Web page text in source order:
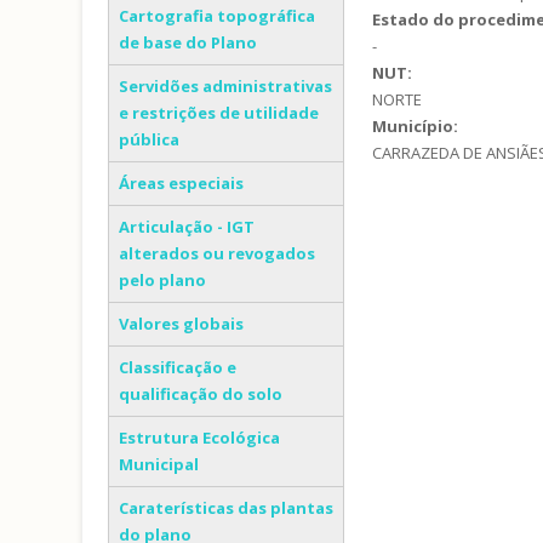
Cartografia topográfica
de base do Plano
Servidões administrativas
e restrições de utilidade
pública
Áreas especiais
Articulação - IGT
alterados ou revogados
pelo plano
Valores globais
Classificação e
qualificação do solo
Estrutura Ecológica
Municipal
Caraterísticas das plantas
do plano
Estado do
-
NUT:
NORTE
Município:
CARRAZEDA DE